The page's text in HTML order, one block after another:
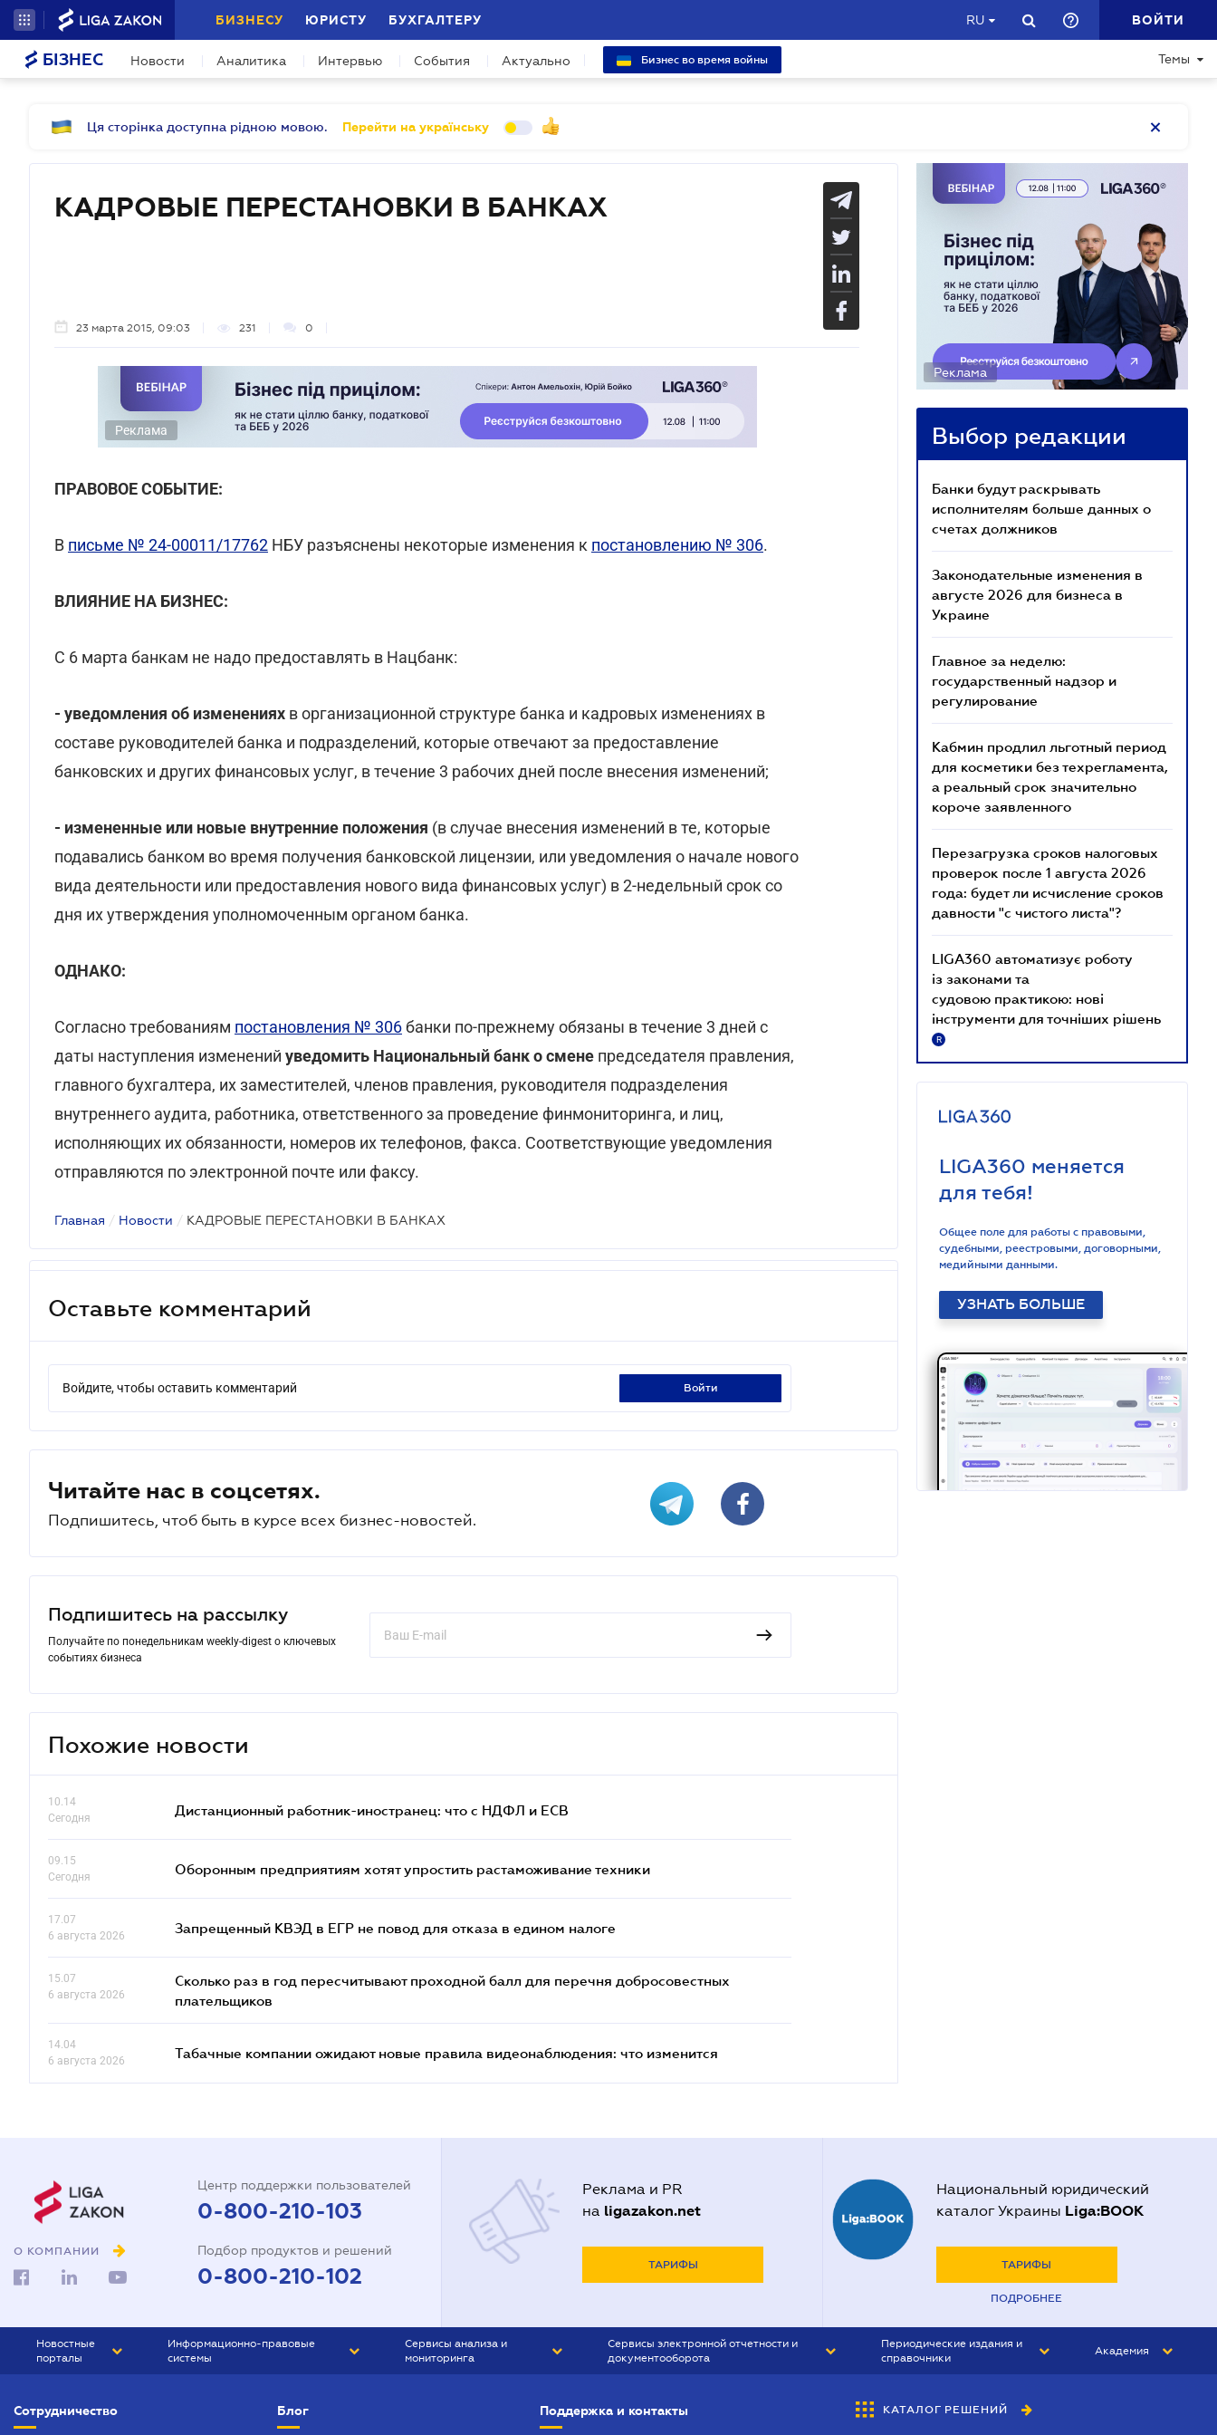
БИЗНЕСУ ЮРИСТУ БУХГАЛТЕРУ RU ВОЙТИ
БІЗНЕС Новости Аналитика Интервью События Актуально Бизнес во время войны Темы
Ця сторінка доступна рідною мовою. Перейти на українську
КАДРОВЫЕ ПЕРЕСТАНОВКИ В БАНКАХ
23 марта 2015, 09:03 231 0
Реклама
ПРАВОВОЕ СОБЫТИЕ:
В письме № 24-00011/17762 НБУ разъяснены некоторые изменения к постановлению № 306.
ВЛИЯНИЕ НА БИЗНЕС:
С 6 марта банкам не надо предоставлять в Нацбанк:
- уведомления об изменениях в организационной структуре банка и кадровых изменениях в
составе руководителей банка и подразделений, которые отвечают за предоставление
банковских и других финансовых услуг, в течение 3 рабочих дней после внесения изменений;
- измененные или новые внутренние положения (в случае внесения изменений в те, которые
подавались банком во время получения банковской лицензии, или уведомления о начале нового
вида деятельности или предоставления нового вида финансовых услуг) в 2-недельный срок со
дня их утверждения уполномоченным органом банка.
ОДНАКО:
Согласно требованиям постановления № 306банки по-прежнему обязаны в течение 3 дней с
даты наступления изменений уведомить Национальный банко смене председателя правления,
главного бухгалтера, их заместителей, членов правления, руководителя подразделения
внутреннего аудита, работника, ответственного за проведение финмониторинга, и лиц,
исполняющих их обязанности, номеров их телефонов, факса. Соответствующие уведомления
отправляются по электронной почте или факсу.
Главная / Новости / КАДРОВЫЕ ПЕРЕСТАНОВКИ В БАНКАХ
Оставьте комментарий
Войдите, чтобы оставить комментарий войти
Читайте нас в соцсетях.
Подпишитесь, чтоб быть в курсе всех бизнес-новостей.
Подпишитесь на рассылку
Получайте по понедельникам weekly-digest о ключевых
событиях бизнеса
Похожие новости
10.14
Сегодня
Дистанционный работник-иностранец: что с НДФЛ и ЕСВ
09.15
Сегодня
Оборонным предприятиям хотят упростить растаможивание техники
17.07
6 августа 2026
Запрещенный КВЭД в ЕГР не повод для отказа в едином налоге
15.07
6 августа 2026
Сколько раз в год пересчитывают проходной балл для перечня добросовестных
плательщиков
14.04
6 августа 2026
Табачные компании ожидают новые правила видеонаблюдения: что изменится
Реклама
Выбор редакции
Банки будут раскрывать
исполнителям больше данных о
счетах должников
Законодательные изменения в
августе 2026 для бизнеса в
Украине
Главное за неделю:
государственный надзор и
регулирование
Кабмин продлил льготный период
для косметики без техрегламента,
а реальный срок значительно
короче заявленного
Перезагрузка сроков налоговых
проверок после 1 августа 2026
года: будет ли исчисление сроков
давности "с чистого листа"?
LIGA360 автоматизує роботу
із законами та
судовою практикою: нові
інструменти для точніших рішень
R
LIGA360 меняется
для тебя!
Общее поле для работы с правовыми,
судебными, реестровыми, договорными,
медийными данными.
УЗНАТЬ БОЛЬШЕ
О КОМПАНИИ
Центр поддержки пользователей
0-800-210-103
Подбор продуктов и решений
0-800-210-102
Реклама и PR
на ligazakon.net
ТАРИФЫ
Национальный юридический
каталог Украины Liga:BOOK
ТАРИФЫ
ПОДРОБНЕЕ
Новостные
порталы
БИЗНЕС
Информационно-правовые
системы
Сервисы анализа и
мониторинга
Сервисы электронной отчетности и
документооборота
Периодические издания и
справочники
БУХГАЛТЕР&ЗАКОН
Академия
Сотрудничество Блог Поддержка и контакты КАТАЛОГ РЕШЕНИЙ